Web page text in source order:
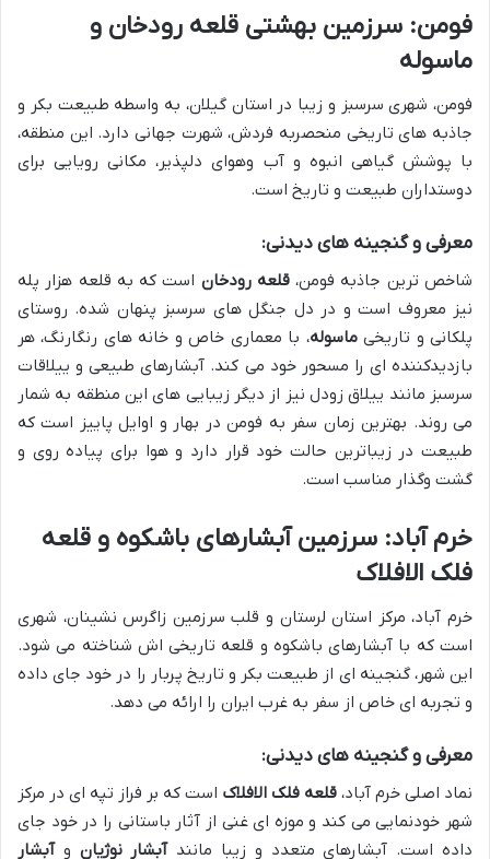
فومن: سرزمین بهشتی قلعه رودخان و
ماسوله
فومن، شهری سرسبز و زیبا در استان گیلان، به واسطه طبیعت بکر و
جاذبه های تاریخی منحصربه فردش، شهرت جهانی دارد. این منطقه،
با پوشش گیاهی انبوه و آب وهوای دلپذیر، مکانی رویایی برای
دوستداران طبیعت و تاریخ است.
معرفی و گنجینه های دیدنی:
شاخص ترین جاذبه فومن،قلعه رودخان است که به قلعه هزار پله
نیز معروف است و در دل جنگل های سرسبز پنهان شده. روستای
پلکانی و تاریخیماسوله، با معماری خاص و خانه های رنگارنگ، هر
بازدیدکننده ای را مسحور خود می کند. آبشارهای طبیعی و ییلاقات
سرسبز مانند ییلاق زودل نیز از دیگر زیبایی های این منطقه به شمار
می روند. بهترین زمان سفر به فومن در بهار و اوایل پاییز است که
طبیعت در زیباترین حالت خود قرار دارد و هوا برای پیاده روی و
گشت وگذار مناسب است.
خرم آباد: سرزمین آبشارهای باشکوه و قلعه
فلک الافلاک
خرم آباد، مرکز استان لرستان و قلب سرزمین زاگرس نشینان، شهری
است که با آبشارهای باشکوه و قلعه تاریخی اش شناخته می شود.
این شهر، گنجینه ای از طبیعت بکر و تاریخ پربار را در خود جای داده
و تجربه ای خاص از سفر به غرب ایران را ارائه می دهد.
معرفی و گنجینه های دیدنی:
نماد اصلی خرم آباد، قلعه فلک الافلاک است که بر فراز تپه ای در مرکز
شهر خودنمایی می کند و موزه ای غنی از آثار باستانی را در خود جای
داده است. آبشارهای متعدد و زیبا مانندآبشار نوژیان وآبشار